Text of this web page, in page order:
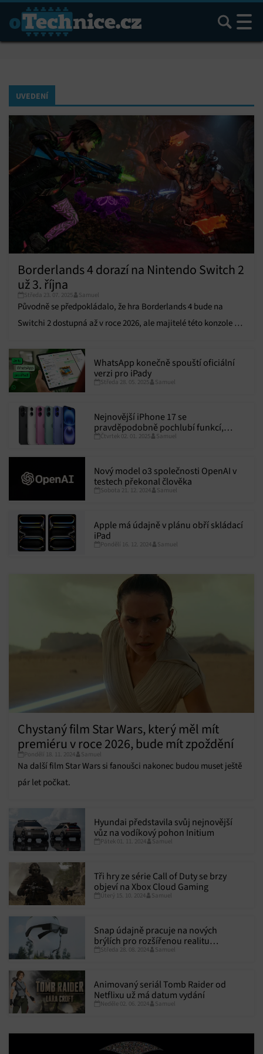
Hledat
UVEDENÍ
Borderlands 4 dorazí na Nintendo Switch 2
už 3. října
Středa 23. 07. 2025 Samuel
Původně se předpokládalo, že hra Borderlands 4 bude na
Switchi 2 dostupná až v roce 2026, ale majitelé této konzole si
ostatních platformách. Toto oznámení uvedl zakladatel a
generální ředitel společnosti Gearbox Randy Pitchford.
Borderlands 4 je první…
WhatsApp konečně spouští oficiální
verzi pro iPady
Středa 28. 05. 2025 Samuel
Nejnovější iPhone 17 se
pravděpodobně pochlubí funkcí,
kterou dříve nabízely pouze pokročilé
Čtvrtek 02. 01. 2025 Samuel
Nový model o3 společnosti OpenAI v
testech překonal člověka
Sobota 21. 12. 2024 Samuel
Apple má údajně v plánu obří skládací
iPad
Pondělí 16. 12. 2024 Samuel
Chystaný film Star Wars, který měl mít
premiéru v roce 2026, bude mít zpoždění
Pondělí 18. 11. 2024 Samuel
Na další film Star Wars si fanoušci nakonec budou muset ještě
pár let počkat.
Hyundai představila svůj nejnovější
vůz na vodíkový pohon Initium
Pátek 01. 11. 2024 Samuel
Tři hry ze série Call of Duty se brzy
objeví na Xbox Cloud Gaming
Úterý 15. 10. 2024 Samuel
Snap údajně pracuje na nových
brýlích pro rozšířenou realitu
Spectacles
Středa 28. 08. 2024 Samuel
Animovaný seriál Tomb Raider od
Netflixu už má datum vydání
Neděle 02. 06. 2024 Samuel